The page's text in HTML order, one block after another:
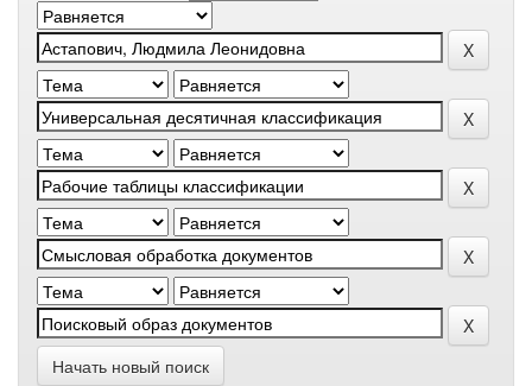
Начать новый поиск